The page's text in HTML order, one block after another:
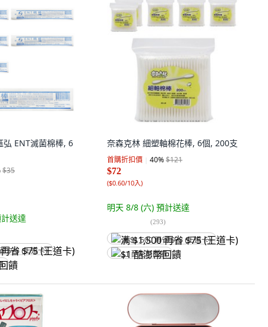
弘 ENT滅菌棉棒, 6
$35
送達
$75 (王道卡)
奈森克林 細塑軸棉花棒, 6個, 200支
首購折扣價 40%$121
$72
($0.60/10入)
明天 8/8 (六) 預計送達
(293)
满 $1,500 再省 $75 (王道卡)
$1 酷澎幣回饋